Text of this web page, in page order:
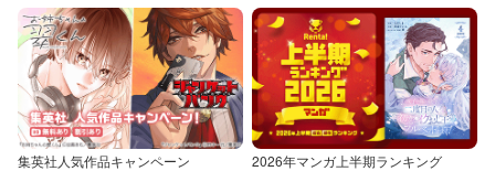
集英社人気作品キャンペーン 2026年マンガ上半期ランキング